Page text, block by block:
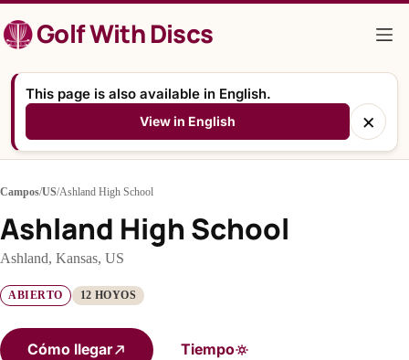
al
contenidoGolf With Discs
This page is also available in English.
View in English ×
Campos/US/Ashland High School
Ashland High School
Ashland, Kansas, US
ABIERTO 12 HOYOS
Cómo llegar Tiempo